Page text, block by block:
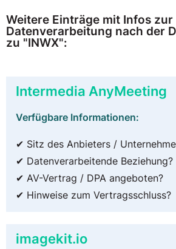
Weitere Einträge mit Infos zur
Datenverarbeitung nach der
zu "INWX":
Intermedia AnyMeeting
Verfügbare Informationen:
✔ Sitz des Anbieters /
✔ Datenverarbeitende Beziehung?
✔ AV-Vertrag / DPA angeboten?
✔ Hinweise zum Vertragsschluss?
imagekit.io